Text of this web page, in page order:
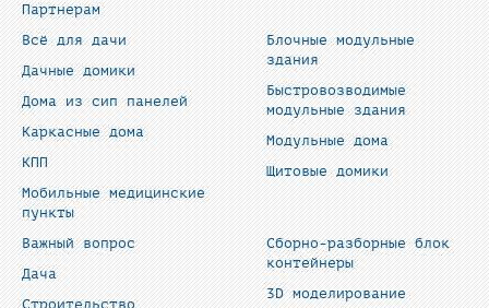
Партнерам
Всё для дачи
Дачные домики
Дома из сип панелей
Каркасные дома
КПП
Мобильные медицинские
пункты
Блочные модульные
здания
Быстровозводимые
модульные здания
Модульные дома
Щитовые домики
Важный вопрос
Дача
Строительство
Сборно-разборные блок
контейнеры
3D моделирование